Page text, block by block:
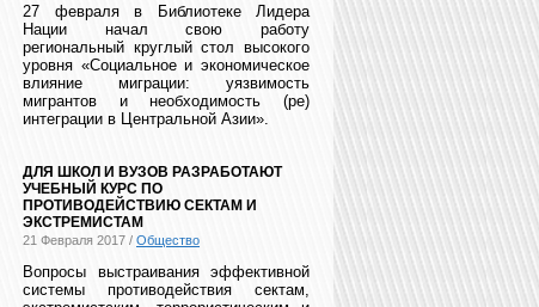
27 февраля в Библиотеке Лидера
Нации начал свою работу
региональный круглый стол высокого
уровня «Социальное и экономическое
влияние миграции: уязвимость
мигрантов и необходимость (ре)
интеграции в Центральной Азии».
ДЛЯ ШКОЛ И ВУЗОВ РАЗРАБОТАЮТ
УЧЕБНЫЙ КУРС ПО
ПРОТИВОДЕЙСТВИЮ СЕКТАМ И
ЭКСТРЕМИСТАМ
21 Февраля 2017 / Общество
Вопросы выстраивания эффективной
системы противодействия сектам,